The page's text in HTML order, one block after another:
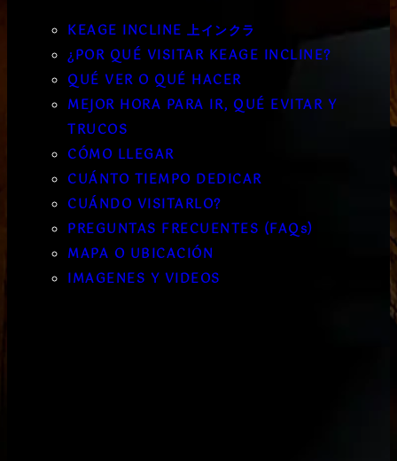
KEAGE INCLINE 上インクラ
¿POR QUÉ VISITAR KEAGE INCLINE?
QUÉ VER O QUÉ HACER
MEJOR HORA PARA IR, QUÉ EVITAR Y
TRUCOS
CÓMO LLEGAR
CUÁNTO TIEMPO DEDICAR
CUÁNDO VISITARLO?
PREGUNTAS FRECUENTES (FAQs)
MAPA O UBICACIÓN
IMAGENES Y VIDEOS